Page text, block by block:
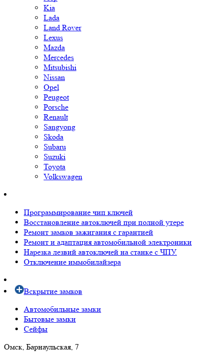
Kia
Lada
Land Rover
Lexus
Mazda
Mercedes
Mitsubishi
Nissan
Opel
Peugeot
Porsche
Renault
Sangyong
Skoda
Subaru
Suzuki
Toyota
Volkswagen
Программирование чип ключей
Восстановление автоключей при полной утере
Ремонт замков зажигания с гарантией
Ремонт и адаптация автомобильной электроники
Нарезка лезвий автоключей на станке с ЧПУ.
Отключение иммобилайзера
Вскрытие замков
Автомобильные замки
Бытовые замки
Сейфы
Омск, Барнаульская, 7